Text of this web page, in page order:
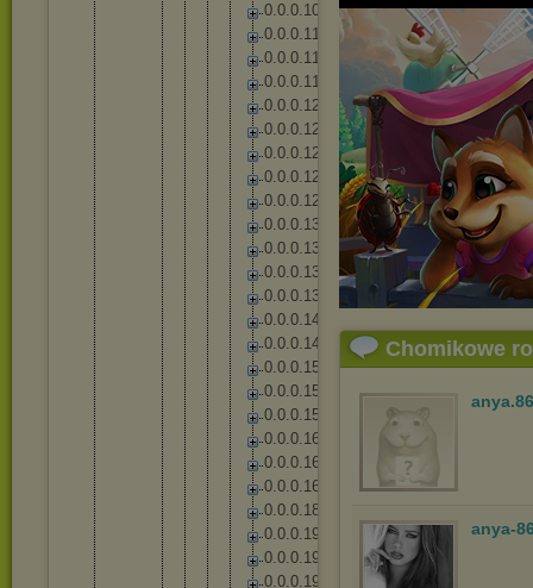
0.0.0.10
0.0.0.11
0.0.0.11
0.0.0.11
0.0.0.12
0.0.0.12
0.0.0.12
0.0.0.12
0.0.0.12
0.0.0.13
0.0.0.13
0.0.0.13
0.0.0.13
0.0.0.14
0.0.0.14
0.0.0.15
0.0.0.15
0.0.0.15
0.0.0.16
0.0.0.16
0.0.0.16
0.0.0.18
0.0.0.19
0.0.0.19
0.0.0.19
Chomikowe
anya.86
anya-